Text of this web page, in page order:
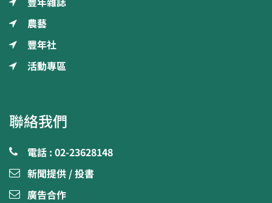
農藝
豐年社
活動專區
聯絡我們
電話 : 02-23628148
新聞提供 / 投書
廣告合作